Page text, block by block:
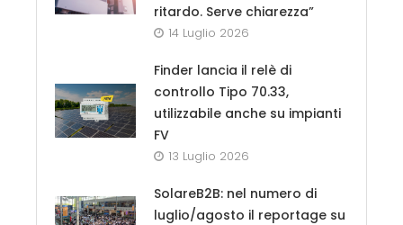
ritardo. Serve chiarezza”
14 Luglio 2026
Finder lancia il relè di
controllo Tipo 70.33,
utilizzabile anche su impianti
FV
13 Luglio 2026
SolareB2B: nel numero di
luglio/agosto il reportage su